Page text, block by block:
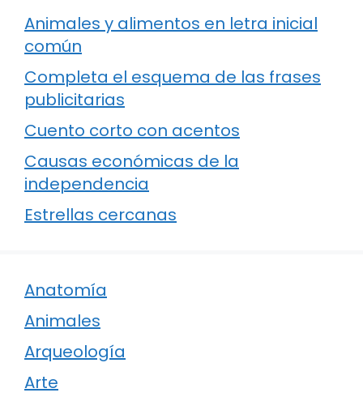
Animales y alimentos en letra inicial
común
Completa el esquema de las frases
publicitarias
Cuento corto con acentos
Causas económicas de la
independencia
Estrellas cercanas
Anatomía
Animales
Arqueología
Arte